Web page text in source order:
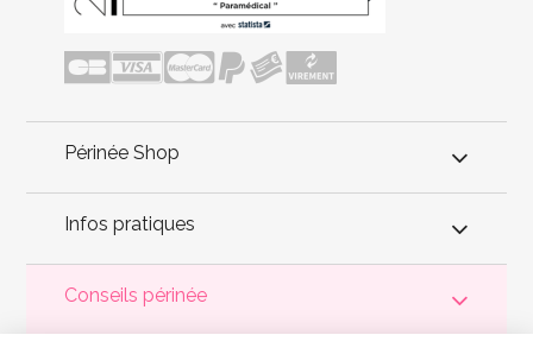
Périnée Shop
Infos pratiques
Conseils périnée